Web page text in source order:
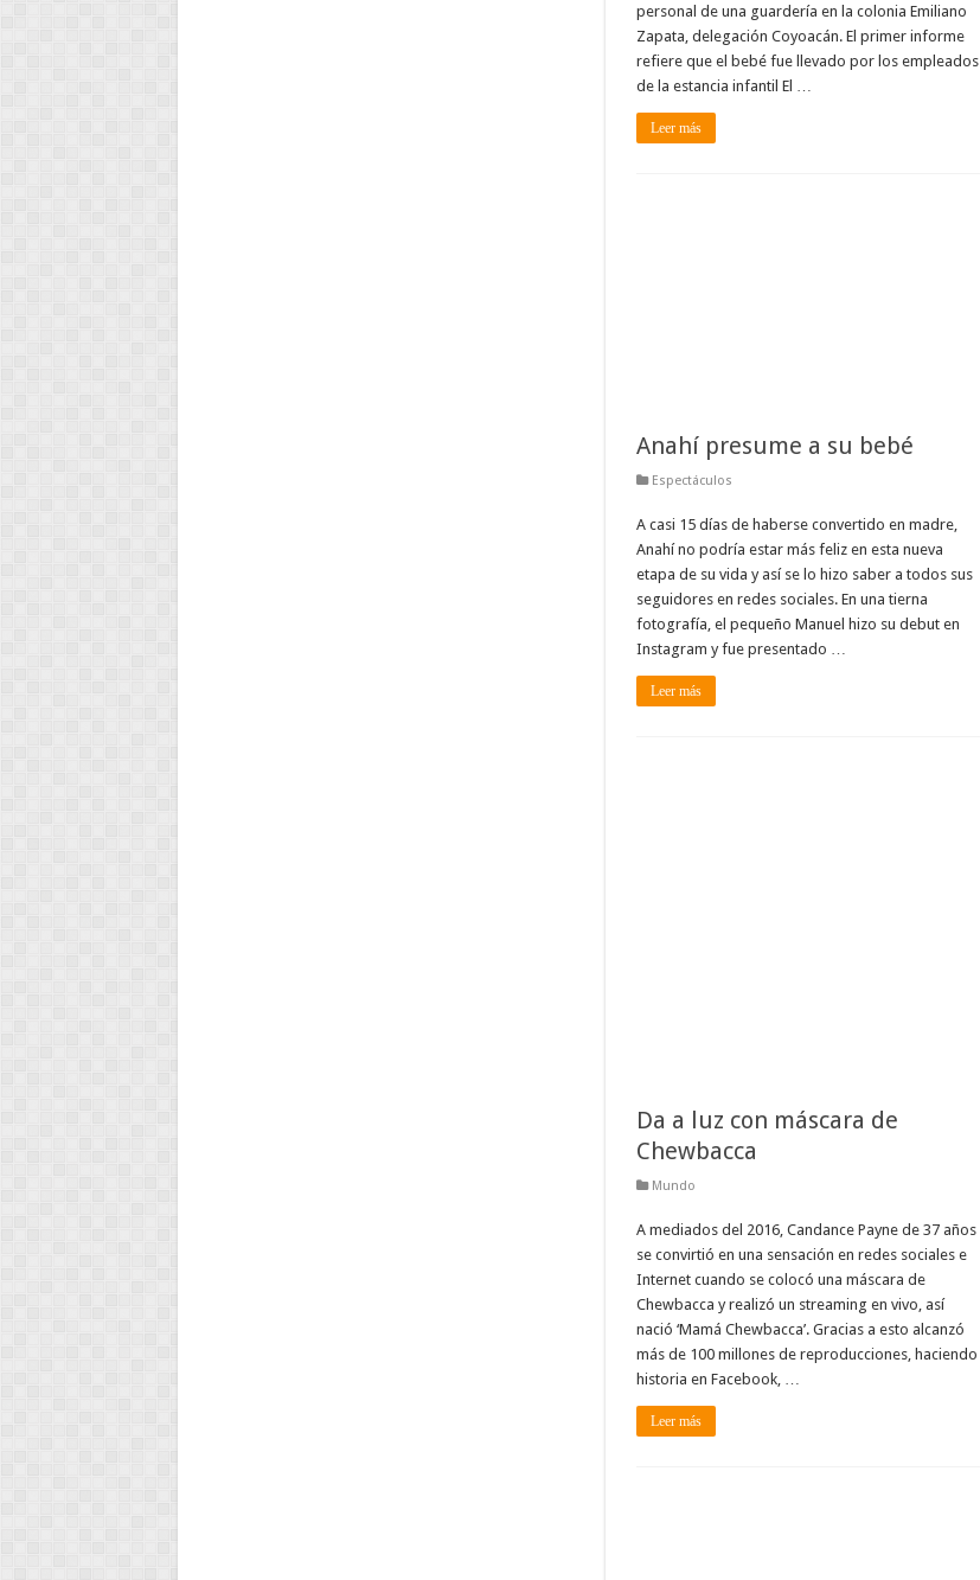
personal de una guardería en la colonia Emiliano
Zapata, delegación Coyoacán. El primer informe
refiere que el bebé fue llevado por los empleados
de la estancia infantil El …
Leer más
Anahí presume a su bebé
Espectáculos
A casi 15 días de haberse convertido en madre,
Anahí no podría estar más feliz en esta nueva
etapa de su vida y así se lo hizo saber a todos sus
seguidores en redes sociales. En una tierna
fotografía, el pequeño Manuel hizo su debut en
Instagram y fue presentado …
Leer más
Da a luz con máscara de
Chewbacca
Mundo
A mediados del 2016, Candance Payne de 37 años
se convirtió en una sensación en redes sociales e
Internet cuando se colocó una máscara de
Chewbacca y realizó un streaming en vivo, así
nació ‘Mamá Chewbacca’. Gracias a esto alcanzó
más de 100 millones de reproducciones, haciendo
historia en Facebook, …
Leer más